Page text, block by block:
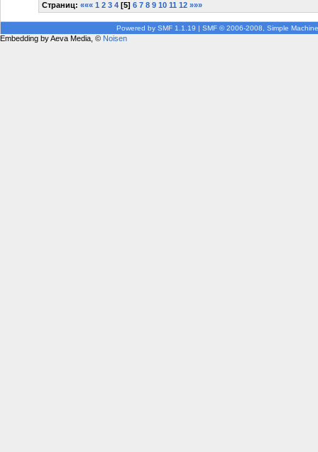
Страниц: ««« 1 2 3 4 [5] 6 7 8 9 10 11 12 »»»
Powered by SMF 1.1.19 | SMF © 2006-2008, Simple
Embedding by Aeva Media, © Noisen